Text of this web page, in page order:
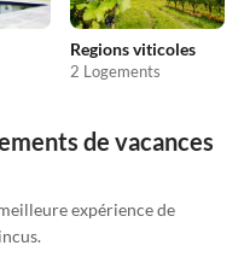
Regions viticoles
2 Logements
de vacances
expérience de